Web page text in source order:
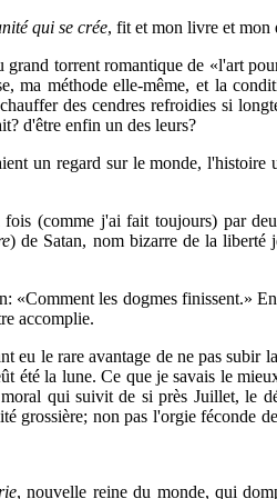
qui se crée, fit et mon livre et mon
grand torrent romantique de «l'art
ma méthode elle-même, et la
des cendres refroidies si
d'être enfin un des leurs?
un regard sur le monde,
(comme j'ai fait toujours) par
) de Satan, nom bizarre de la liberté
«Comment les dogmes finissent.»
accomplie.
eu le rare avantage de ne pas subir
été la lune. Ce que je savais le
qui suivit de si près Juillet, le
grossière; non pas l'orgie féconde
, nouvelle reine du monde, qui